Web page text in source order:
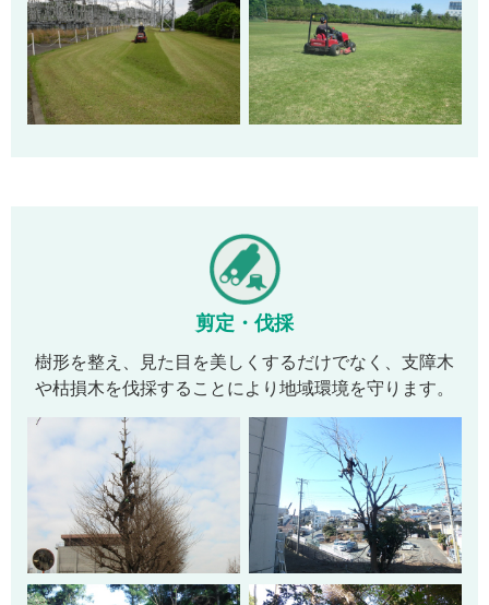
剪定・伐採
樹形を整え、見た目を美しくするだけでなく、支障木
や枯損木を伐採することにより地域環境を守ります。